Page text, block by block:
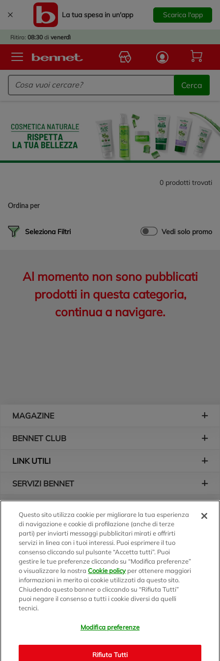
La tua spesa in un'app Scarica l'app
Ritiro: 08:30 di venerdì
Logo Bennet - Torna alla homepage
Cerca
IL
0 prodotti trovati
Seleziona Filtri Vedi solo promo
Ordina per
Al momento non sono pubblicati
prodotti in questa categoria,
continua a navigare.
MAGAZINE
BENNET CLUB
LINK UTILI
SERVIZI BENNET
Logo Bennet
Seguici sui nostri canali
Scarica l'app
Sede Amministrativa e Commerciale: Via Enzo Ratti, 2 - 22070
Questo sito utilizza cookie per migliorare la tua esperienza
di navigazione e cookie di profilazione (anche di terze
parti) per inviarti messaggi pubblicitari mirati e offrirti
servizi in linea con i tuoi interessi. Puoi esprimere il tuo
consenso cliccando sul pulsante “Accetta tutti”. Puoi
gestire le tue preferenze cliccando su “Modifica preferenze”
o visualizzare la nostraCookie policyper ottenere maggiori
informazioni in merito ai cookie utilizzati da questo sito.
Chiudendo questo banner o cliccando su “Rifiuta Tutti”
puoi negare il consenso a tutti i cookie diversi da quelli
tecnici.
Modifica preferenze
Rifiuta Tutti